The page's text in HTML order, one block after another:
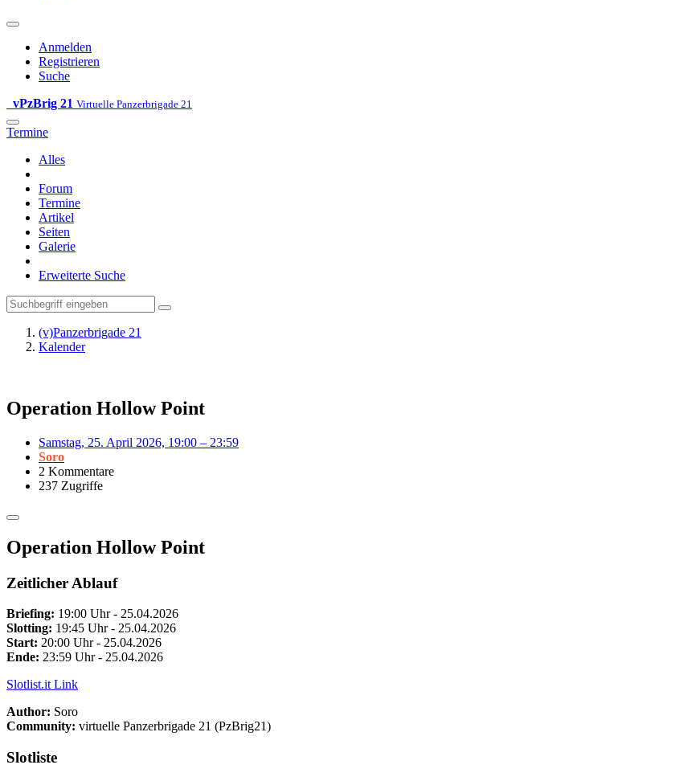
Anmelden
Registrieren
Suche
vPzBrig 21 Virtuelle Panzerbrigade 21
Termine
Alles
Forum
Termine
Artikel
Seiten
Galerie
Erweiterte Suche
(v)Panzerbrigade 21
Kalender
Operation Hollow Point
Samstag, 25. April 2026, 19:00 – 23:59
Soro
2 Kommentare
237 Zugriffe
Operation Hollow Point
Zeitlicher Ablauf
Briefing: 19:00 Uhr - 25.04.2026
Slotting: 19:45 Uhr - 25.04.2026
Start: 20:00 Uhr - 25.04.2026
Ende: 23:59 Uhr - 25.04.2026
Slotlist.it Link
Author: Soro
Community: virtuelle Panzerbrigade 21 (PzBrig21)
Slotliste